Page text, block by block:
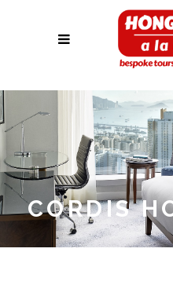
CORDIS